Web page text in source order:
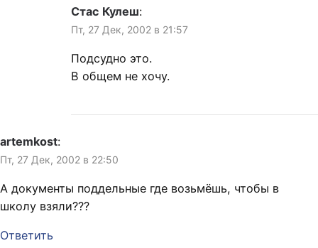
Стас Кулеш:
Пт, 27 Дек, 2002 в 21:57
Подсудно это.
В общем не хочу.
artemkost:
Пт, 27 Дек, 2002 в 22:50
А документы поддельные где возьмёшь, чтобы в
школу взяли???
Ответить